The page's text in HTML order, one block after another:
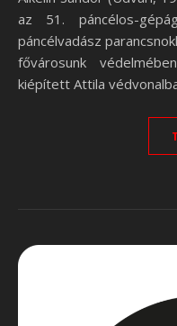
az 51. páncélos-
páncélvadász
fővárosunk
kiépített Attila